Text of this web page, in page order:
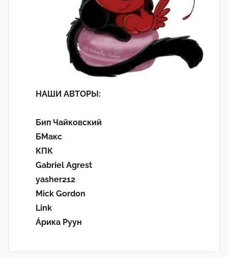
НАШИ АВТОРЫ:
Бип Чайковский
БМакс
КПК
Gabriel Agrest
yasher212
Mick Gordon
Link
Áрика Руун